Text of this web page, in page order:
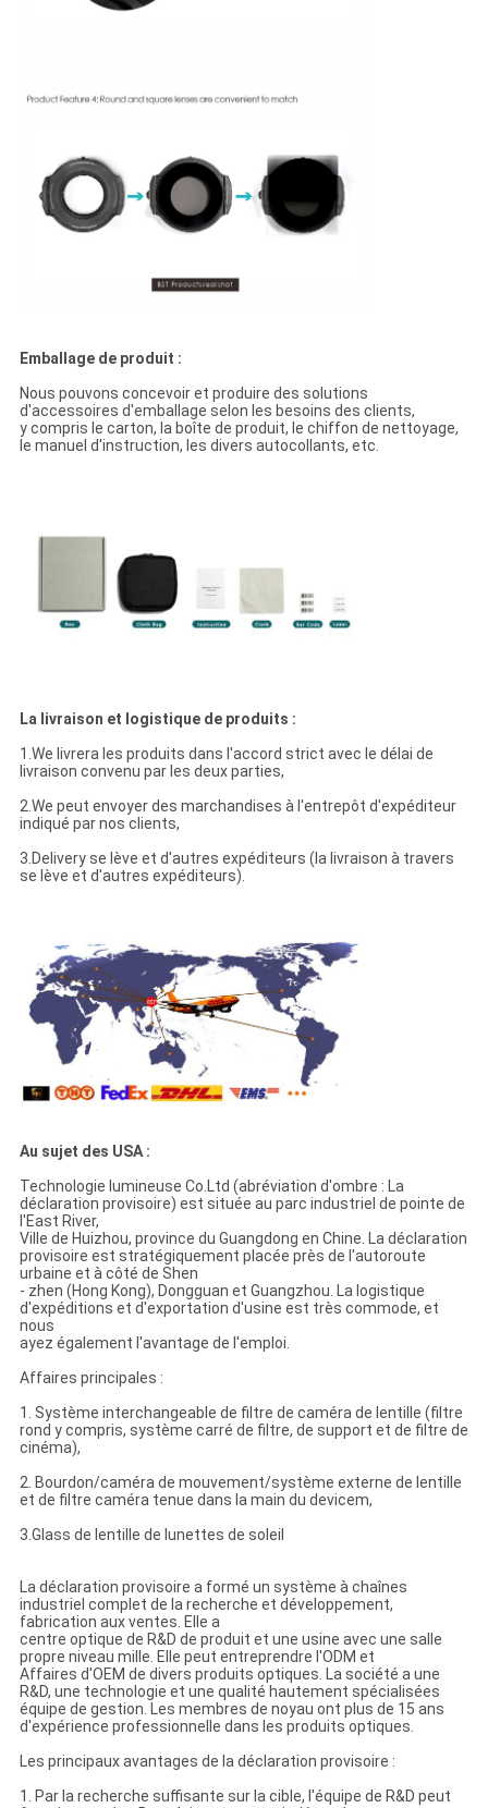
Emballage de produit :
Nous pouvons concevoir et produire des solutions
d'accessoires d'emballage selon les besoins des clients,
y compris le carton, la boîte de produit, le chiffon de nettoyage,
le manuel d'instruction, les divers autocollants, etc.
La livraison et logistique de produits :
1.We livrera les produits dans l'accord strict avec le délai de
livraison convenu par les deux parties,
2.We peut envoyer des marchandises à l'entrepôt d'expéditeur
indiqué par nos clients,
3.Delivery se lève et d'autres expéditeurs (la livraison à travers
se lève et d'autres expéditeurs).
Au sujet des USA :
Technologie lumineuse Co.Ltd (abréviation d'ombre : La
déclaration provisoire) est située au parc industriel de pointe de
l'East River,
Ville de Huizhou, province du Guangdong en Chine. La déclaration
provisoire est stratégiquement placée près de l'autoroute
urbaine et à côté de Shen
- zhen (Hong Kong), Dongguan et Guangzhou. La logistique
d'expéditions et d'exportation d'usine est très commode, et
nous
ayez également l'avantage de l'emploi.
Affaires principales :
1. Système interchangeable de filtre de caméra de lentille (filtre
rond y compris, système carré de filtre, de support et de filtre de
cinéma),
2. Bourdon/caméra de mouvement/système externe de lentille
et de filtre caméra tenue dans la main du devicem,
3.Glass de lentille de lunettes de soleil
La déclaration provisoire a formé un système à chaînes
industriel complet de la recherche et développement,
fabrication aux ventes. Elle a
centre optique de R&D de produit et une usine avec une salle
propre niveau mille. Elle peut entreprendre l'ODM et
Affaires d'OEM de divers produits optiques. La société a une
R&D, une technologie et une qualité hautement spécialisées
équipe de gestion. Les membres de noyau ont plus de 15 ans
d'expérience professionnelle dans les produits optiques.
Les principaux avantages de la déclaration provisoire :
1. Par la recherche suffisante sur la cible, l'équipe de R&D peut